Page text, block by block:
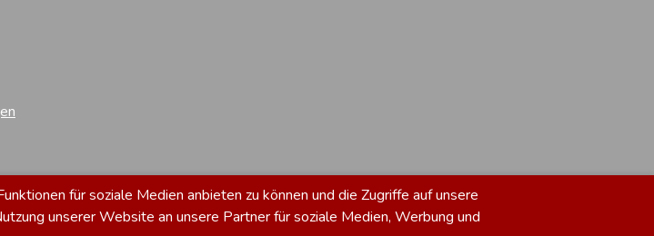
für soziale Medien anbieten zu können und die Zugriffe auf unsere
unserer Website an unsere Partner für soziale Medien, Werbung und